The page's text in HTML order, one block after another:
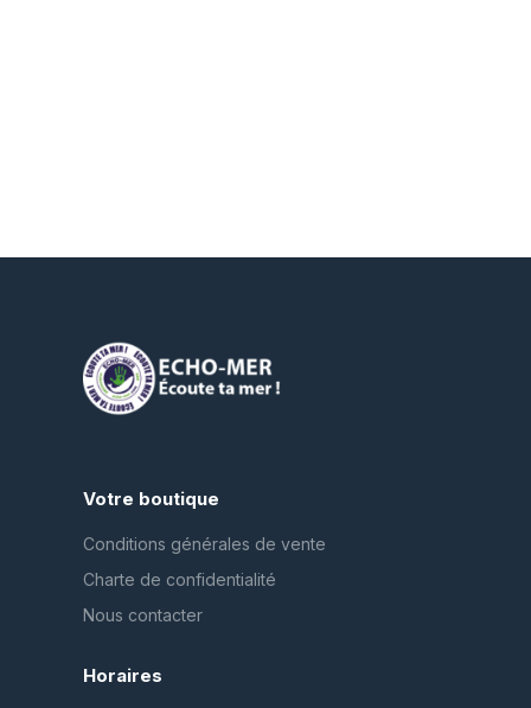
Votre boutique
Conditions générales de vente
Charte de confidentialité
Nous contacter
Horaires